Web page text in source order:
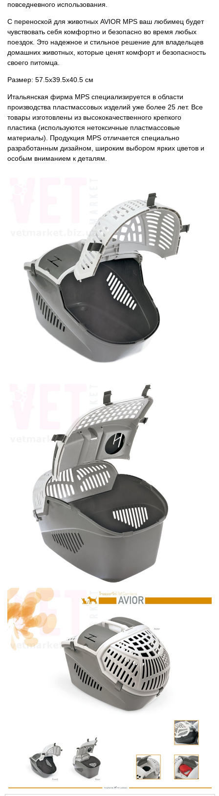
повседневного использования.
С переноской для животных AVIOR MPS ваш любимец будет
чувствовать себя комфортно и безопасно во время любых
поездок. Это надежное и стильное решение для владельцев
домашних животных, которые ценят комфорт и безопасность
своего питомца.
Размер: 57.5x39.5x40.5 см
Итальянская фирма MPS специализируется в области
производства пластмассовых изделий уже более 25 лет. Все
товары изготовлены из высококачественного крепкого
пластика (используются нетоксичные пластмассовые
материалы). Продукция MPS отличается специально
разработанным дизайном, широким выбором ярких цветов и
особым вниманием к деталям.